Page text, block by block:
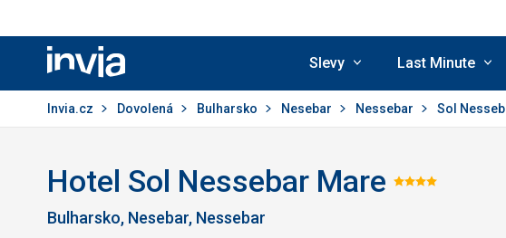
Invia.cz
Slevy Last Minute
Invia.cz Dovolená Bulharsko Nesebar Nessebar Sol
Hotel Sol Nessebar Mare
Bulharsko, Nesebar, Nessebar